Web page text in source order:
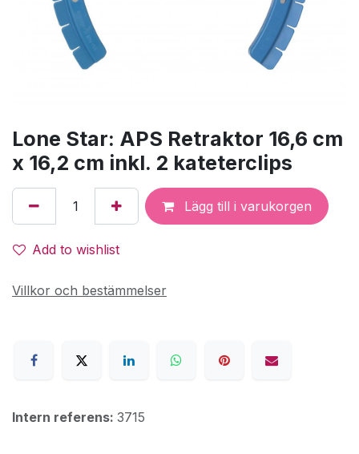
Lone Star: APS Retraktor 16,6 cm
x 16,2 cm inkl. 2 kateterclips
Lägg till i varukorgen
Add to wishlist
Villkor och bestämmelser
Intern referens: 3715